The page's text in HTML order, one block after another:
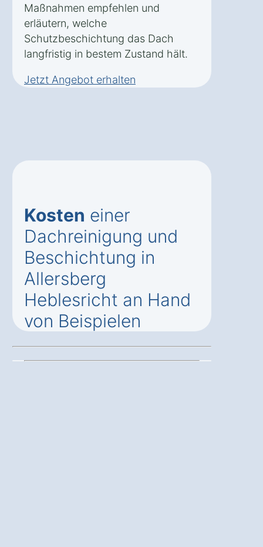
Maßnahmen empfehlen und
erläutern, welche
Schutzbeschichtung das Dach
langfristig in bestem Zustand hält.
Jetzt Angebot erhalten
Kosten einer
Dachreinigung und
Beschichtung in
Allersberg
Heblesricht an Hand
von Beispielen